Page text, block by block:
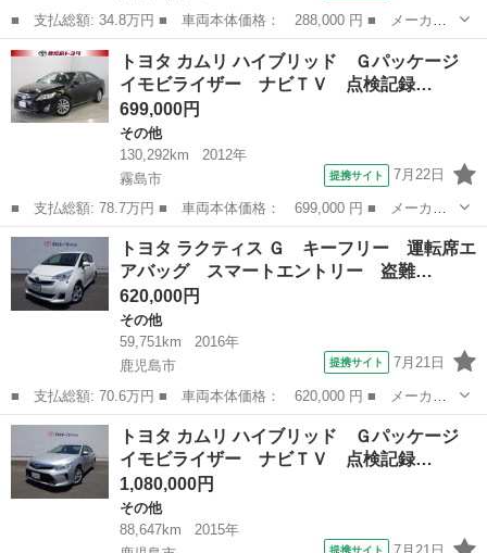
■ 支払総額: 34.8万円 ■ 車両本体価格： 288,000 円 ■ メーカー
名： トヨタ ■ 車種名： ピクシススペース ■ グレード名：
Ｌ 禁煙車 ＣＤチューナー 電動格納ミラー キーレス ベンチシ
ート 集中ドア...
熊本 熊本市 その他
トヨタ カムリ ハイブリッド Ｇパッケージ
イモビライザー ナビＴＶ 点検記録…
699,000円
その他
130,292km
2012年
霧島市
提携サイト 7月22日
■ 支払総額: 78.7万円 ■ 車両本体価格： 699,000 円 ■ メーカー
名： トヨタ ■ 車種名： カムリ ■ グレード名： ハイブリッ
ド Ｇパッケージ イモビライザー ナビＴＶ 点検記録簿 ＡＡ
Ｃ ＤＶＤ視聴可...
鹿児島 霧島市 その他
トヨタ ラクティス Ｇ キーフリー 運転席エ
アバッグ スマートエントリー 盗難…
620,000円
その他
59,751km
2016年
鹿児島市
提携サイト 7月21日
■ 支払総額: 70.6万円 ■ 車両本体価格： 620,000 円 ■ メーカー
名： トヨタ ■ 車種名： ラクティス ■ グレード名： Ｇ キー
フリー 運転席エアバッグ スマートエントリー 盗難防止 パワー
ウィンドウ ...
鹿児島 鹿児島市 その他
トヨタ カムリ ハイブリッド Ｇパッケージ
イモビライザー ナビＴＶ 点検記録…
1,080,000円
その他
88,647km
2015年
提携サイト